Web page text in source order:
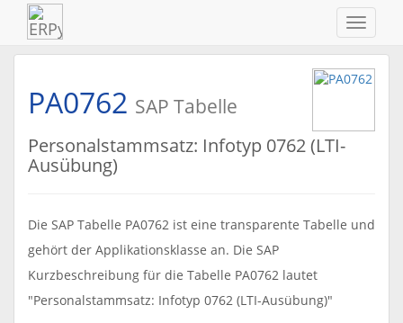
ein-/
PA0762 SAP Tabelle
Personalstammsatz: Infotyp 0762 (LTI-
Ausübung)
Die SAP Tabelle PA0762 ist eine transparente Tabelle und
gehört der Applikationsklasse an. Die SAP
Kurzbeschreibung für die Tabelle PA0762 lautet
"Personalstammsatz: Infotyp 0762 (LTI-Ausübung)"